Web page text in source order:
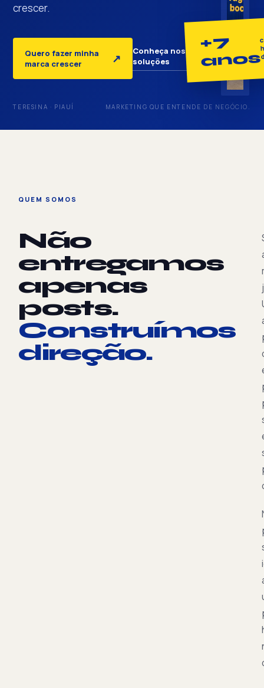
crescer.
Quero fazer minha
marca crescer
↗
Conheça nossas
soluções
↓
+7
anos
TERESINA · PIAUÍ MARKETING QUE ENTENDE DE NEGÓCIO.
QUEM SOMOS
Não
entregamos
apenas
posts.
Construímos
direção.